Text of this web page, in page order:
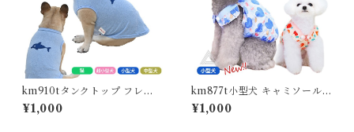
km910tタンクトップ フレン
チブルドック フレブル ペット
服 夏 シンプル 薄手 伸縮性 ペ
¥1,000
km877t小型犬 キャミソール
可愛い スカート ハート柄 トイ
プードル チワワ マルチーズ ポ
¥1,000